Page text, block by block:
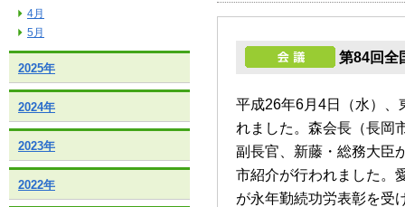
第84回全
平成26年6月4日（水）、
れました。森会長（長岡
副長官、新藤・総務大臣
市紹介が行われました。
が永年勤続功労表彰を受
4月
5月
2025年
2024年
2023年
2022年